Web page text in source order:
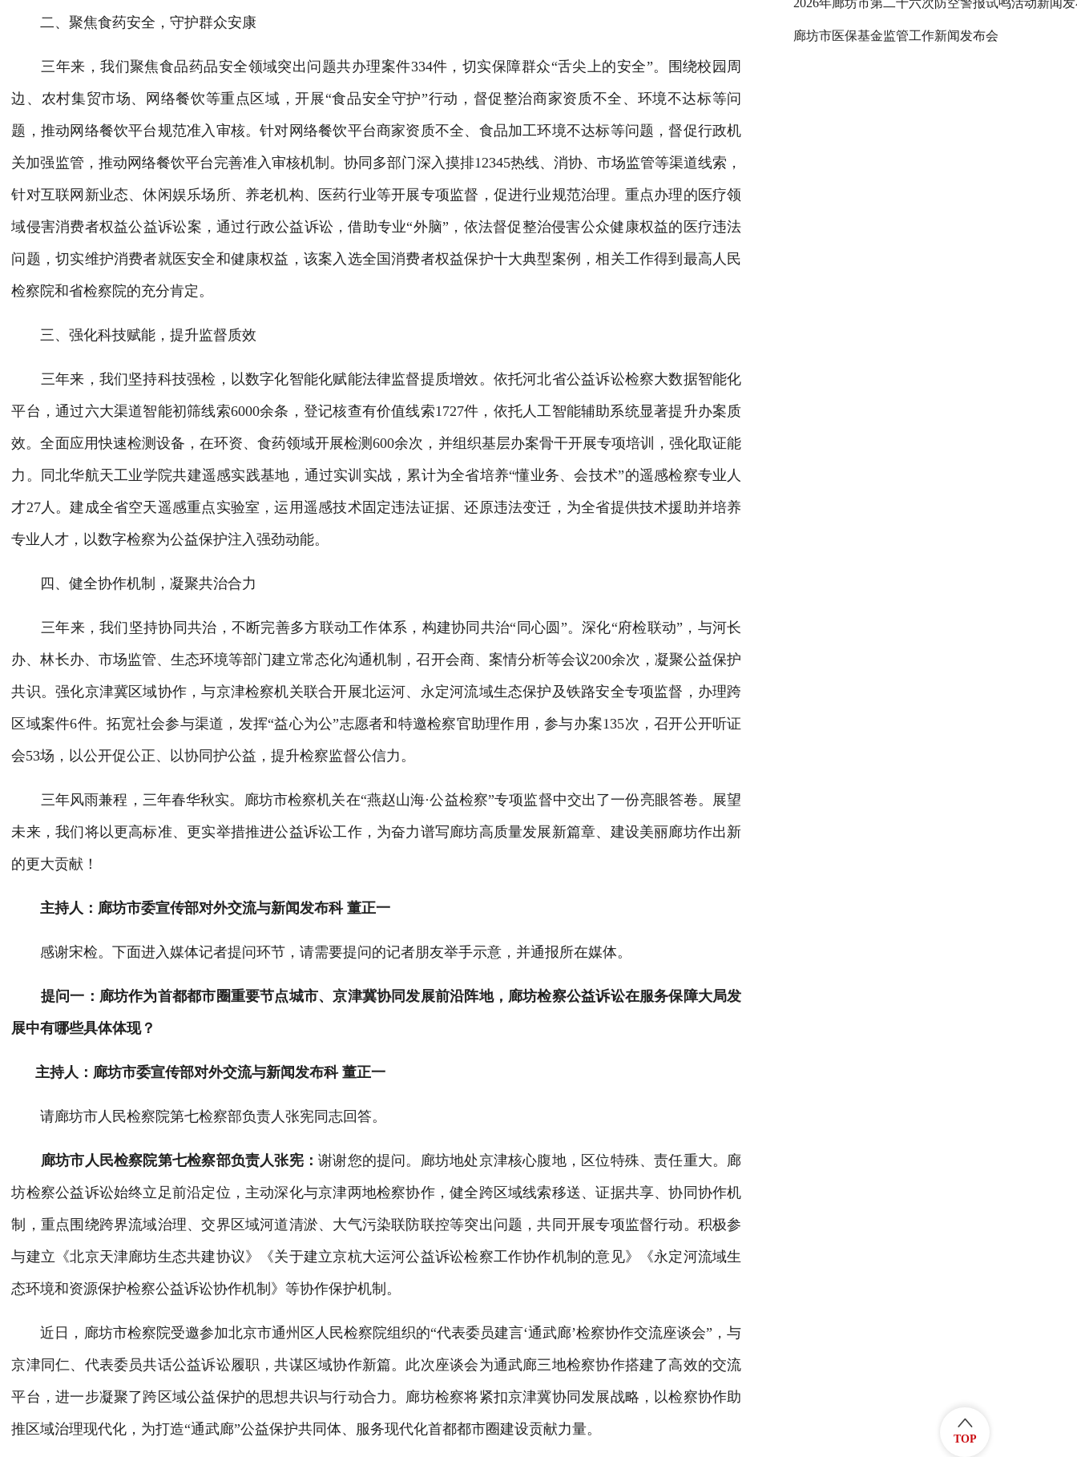
二、聚焦食药安全，守护群众安康
三年来 ，我们聚焦食品药品安全领域突出问题共办理案件334件，切实保障群众“舌尖上的安全”。围绕校园周
边、农村集贸市场、网络餐饮等重点区域，开展“食品安全守护”行动，督促整治商家资质不全、环境不达标等问
题，推动网络餐饮平台规范准入审核。针对网络餐饮平台商家资质不全、食品加工环境不达标等问题，督促行政机
关加强监管，推动网络餐饮平台完善准入审核机制。协同多部门深入摸排12345热线、消协、市场监管等渠道线索，
针对互联网新业态、休闲娱乐场所、养老机构、医药行业等开展专项监督，促进行业规范治理。重点办理的医疗领
域侵害消费者权益公益诉讼案，通过行政公益诉讼，借助专业“外脑”，依法督促整治侵害公众健康权益的医疗违法
问题，切实维护消费者就医安全和健康权益，该案入选全国消费者权益保护十大典型案例，相关工作得到最高人民
检察院和省检察院的充分肯定。
三、强化科技赋能，提升监督质效
三年来，我们坚持科技强检，以数字化智能化赋能法律监督提质增效。依托河北省公益诉讼检察大数据智能化
平台，通过六大渠道智能初筛线索6000余条，登记核查有价值线索1727件，依托人工智能辅助系统显著提升办案质
效。全面应用快速检测设备，在环资、食药领域开展检测600余次，并组织基层办案骨干开展专项培训，强化取证能
力。同北华航天工业学院共建遥感实践基地，通过实训实战，累计为全省培养“懂业务、会技术”的遥感检察专业人
才27人。建成全省空天遥感重点实验室，运用遥感技术固定违法证据、还原违法变迁，为全省提供技术援助并培养
专业人才，以数字检察为公益保护注入强劲动能。
四、健全协作机制，凝聚共治合力
三年来，我们坚持协同共治，不断完善多方联动工作体系，构建协同共治“同心圆”。深化“府检联动” ，与河长
办、林长办、市场监管、生态环境等部门建立常态化沟通机制，召开会商、案情分析等会议200余次，凝聚公益保护
共识。强化京津冀区域协作，与京津检察机关联合开展北运河、永定河流域生态保护及铁路安全专项监督，办理跨
区域案件6件。拓宽社会参与渠道，发挥“益心为公”志愿者和特邀检察官助理作用，参与办案135次，召开公开听证
会53场，以公开促公正、以协同护公益，提升检察监督公信力。
三年风雨兼程，三年春华秋实。廊坊市检察机关在“燕赵山海·公益检察”专项监督中交出了一份亮眼答卷。展望
未来，我们将以更高标准、更实举措推进公益诉讼工作，为奋力谱写廊坊高质量发展新篇章、建设美丽廊坊作出新
的更大贡献！
主持人：廊坊市委宣传部对外交流与新闻发布科 董正一
感谢宋检。下面进入媒体记者提问环节，请需要提问的记者朋友举手示意，并通报所在媒体。
提问一：廊坊作为首都都市圈重要节点城市、京津冀协同发展前沿阵地，廊坊检察公益诉讼在服务保障大局发
展中有哪些具体体现？
主持人：廊坊市委宣传部对外交流与新闻发布科 董正一
请廊坊市人民检察院第七检察部负责人张宪同志回答。
廊坊市人民检察院第七检察部负责人张宪：谢谢您的提问。廊坊地处京津核心腹地，区位特殊、责任重大。廊
坊检察公益诉讼始终立足前沿定位，主动深化与京津两地检察协作，健全跨区域线索移送、证据共享、协同协作机
制，重点围绕跨界流域治理、交界区域河道清淤、大气污染联防联控等突出问题，共同开展专项监督行动。积极参
与建立《北京天津廊坊生态共建协议》《关于建立京杭大运河公益诉讼检察工作协作机制的意见》《永定河流域生
态环境和资源保护检察公益诉讼协作机制》等协作保护机制。
近日，廊坊市检察院受邀参加北京市通州区人民检察院组织的“代表委员建言‘通武廊’检察协作交流座谈会”，与
京津同仁、代表委员共话公益诉讼履职，共谋区域协作新篇。此次座谈会为通武廊三地检察协作搭建了高效的交流
平台，进一步凝聚了跨区域公益保护的思想共识与行动合力。廊坊检察将紧扣京津冀协同发展战略，以检察协作助
推区域治理现代化，为打造“通武廊”公益保护共同体、服务现代化首都都市圈建设贡献力量。
2026年廊坊市第二十六次防空警报试鸣活动新闻
廊坊市医保基金监管工作新闻发布会
TOP